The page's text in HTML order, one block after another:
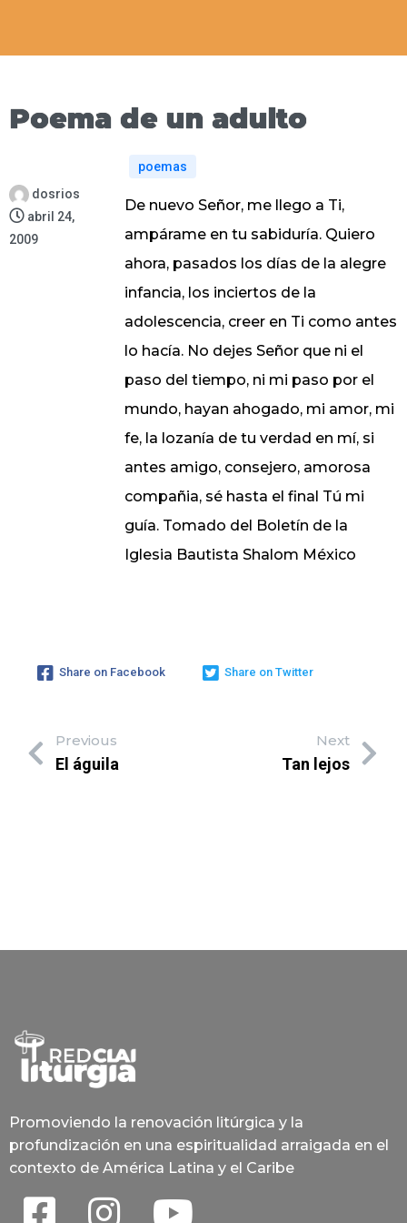
Poema de un adulto
dosrios
abril 24,
2009
poemas
De nuevo Señor, me llego a Ti,
ampárame en tu sabiduría. Quiero
ahora, pasados los días de la alegre
infancia, los inciertos de la
adolescencia, creer en Ti como antes
lo hacía. No dejes Señor que ni el
paso del tiempo, ni mi paso por el
mundo, hayan ahogado, mi amor, mi
fe, la lozanía de tu verdad en mí, si
antes amigo, consejero, amorosa
compañia, sé hasta el final Tú mi
guía. Tomado del Boletín de la
Iglesia Bautista Shalom México
Share on Facebook Share on Twitter
Previous
El águila
Next
Tan lejos
Promoviendo la renovación litúrgica y la
profundización en una espiritualidad arraigada en el
contexto de América Latina y el Caribe